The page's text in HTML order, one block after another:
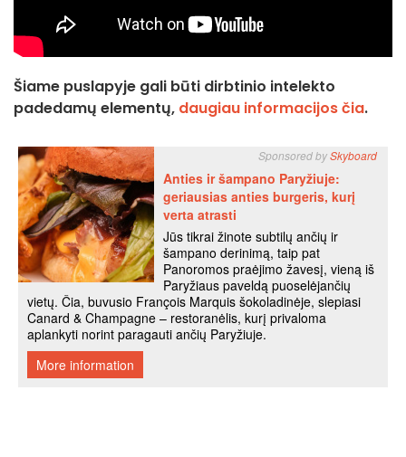
Šiame puslapyje gali būti dirbtinio intelekto
padedamų elementų, daugiau informacijos čia.